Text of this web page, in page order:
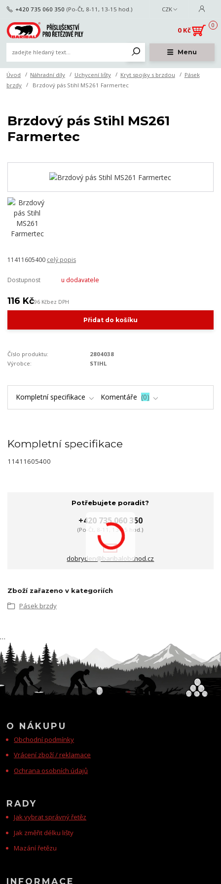
Menu
CZK
+420 735 060 350 (Po-Čt, 8-11, 13-15 hod.)
0
0 Kč
Úvod Náhradní díly Uchycení lišty Kryt spojky s brzdou
Pásek
brzdy
Brzdový pás Stihl MS261 Farmertec
Brzdový pás Stihl MS261
Farmertec
11411605400 celý popis
Dostupnost u dodavatele
116 Kč96 Kčbez DPH
Přidat do košíku
Číslo produktu:
2804038
Výrobce:
STIHL
Kompletní specifikace Komentáře 0
Kompletní specifikace
11411605400
Potřebujete poradit?
+420 735 060 350
(Po-Čt, 8-11, 13-15 hod.)
dobryden@baribalobchod.cz
Zboží zařazeno v kategoriích
Pásek brzdy
O NÁKUPU
Obchodní podmínky
Vrácení zboží / reklamace
Ochrana osobních údajů
RADY
Jak vybrat správný řetěz
Jak změřit délku lišty
Mazání řetězu
INFORMACE
…